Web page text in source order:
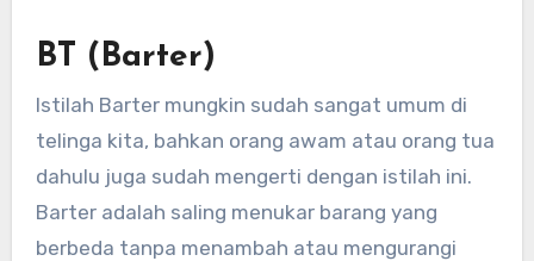
BT (Barter)
Istilah Barter mungkin sudah sangat umum di
telinga kita, bahkan orang awam atau orang tua
dahulu juga sudah mengerti dengan istilah ini.
Barter adalah saling menukar barang yang
berbeda tanpa menambah atau mengurangi